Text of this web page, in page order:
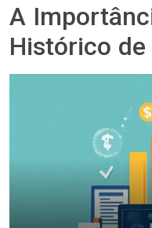
A
Histórico